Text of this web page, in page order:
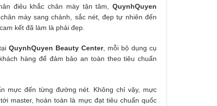
điêu khắc chân mày tận tâm, QuynhQuyen
mày sang chảnh, sắc nét, đẹp tự nhiên đến
kết đã làm là phải đẹp.
QuynhQuyen Beauty Center, mỗi bộ dụng cụ
hàng để đảm bảo an toàn theo tiêu chuẩn
mực đến từng đường nét. Không chỉ vậy, mực
master, hoàn toàn là mực đạt tiêu chuẩn quốc